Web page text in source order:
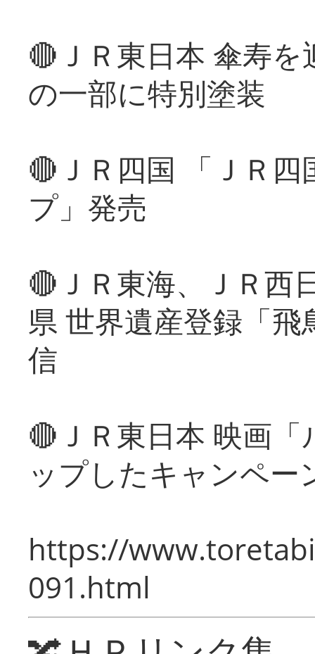
🔴ＪＲ東日本 傘寿
の一部に特別塗装
🔴ＪＲ四国 「ＪＲ
プ」発売
🔴ＪＲ東海、ＪＲ西
県 世界遺産登録「
信
🔴ＪＲ東日本 映画
ップしたキャンペー
https://
091.html